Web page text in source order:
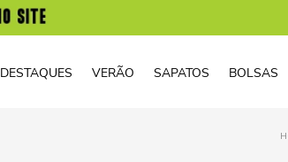
DESTAQUES VERÃO SAPATOS BOLSAS